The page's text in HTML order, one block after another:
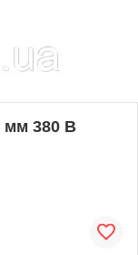
мм 380 В